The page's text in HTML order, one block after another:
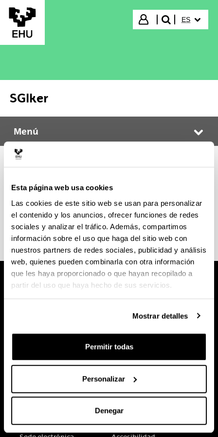
Esta página web usa cookies
Las cookies de este sitio web se usan para personalizar
el contenido y los anuncios, ofrecer funciones de redes
sociales y analizar el tráfico. Además, compartimos
información sobre el uso que haga del sitio web con
nuestros partners de redes sociales, publicidad y análisis
web, quienes pueden combinarla con otra información
que les haya proporcionado o que hayan recopilado a
partir del uso que haya hecho de sus servicios.
Mostrar detalles
Permitir todas
Personalizar
Denegar
Saltar al contenido principal
Iniciar sesión
buscar"
ES
SGIker
SGIker
Menú
Solicitud de servicio
Solicitud de servicio